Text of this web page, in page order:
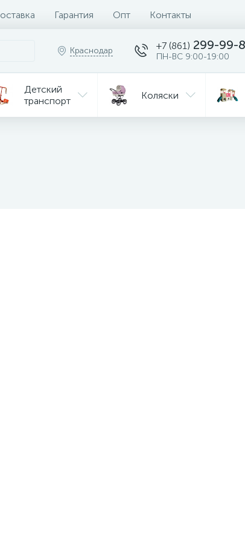
Гарантия Опт Контакты
Краснодар +7 (861) 299-99-
ПН-ВС 9:00-19:00
Детский
транспорт
Коляски